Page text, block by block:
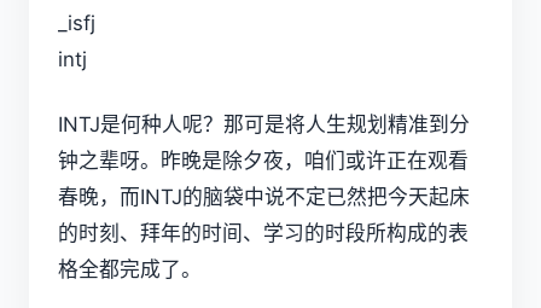
INTJ是何种人呢？那可是将人生规划精准到分
钟之辈呀。昨晚是除夕夜，咱们或许正在观看
春晚，而INTJ的脑袋中说不定已然把今天起床
的时刻、拜年的时间、学习的时段所构成的表
格全都完成了。